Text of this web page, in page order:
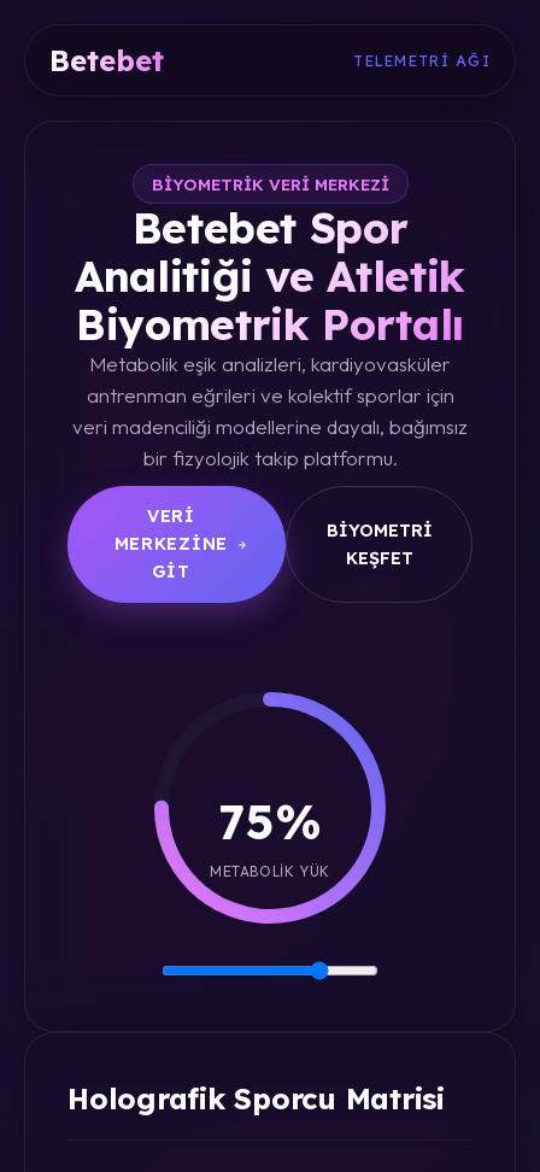
Betebet TELEMETRI AĞI
BIYOMETRIK VERI MERKEZI
Betebet Spor
Analitiği ve Atletik
Biyometrik Portalı
Metabolik eşik analizleri, kardiyovasküler
antrenman eğrileri ve kolektif sporlar için
veri madenciliği modellerine dayalı, bağımsız
bir fizyolojik takip platformu.
VERI
MERKEZINE
GIT
BIYOMETRI
KEŞFET
75%
METABOLIK YÜK
Holografik Sporcu Matrisi